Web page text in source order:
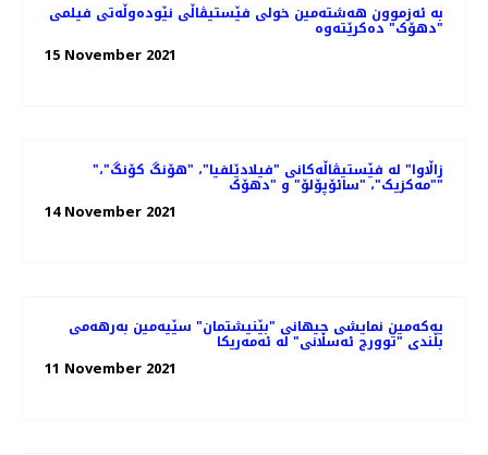
بە ئەزموون هەشتەمین خولی فێستیڤاڵی نێودەوڵەتی فیلمی
"دهۆک" دەکرێتەوە
15 November 2021
"زاڵاوا" لە فێستیڤاڵەکانی "فیلادێلفیا"، "هۆنگ کۆنگ"،
"مەکزیک"، "سائۆپۆلۆ" و "دهۆک"
14 November 2021
یەکەمین نمایشی جیهانی "بێنیشتمان" سێیەمین بەرهەمی
بڵندی "توورج ئەسڵانی" لە ئەمەریکا
11 November 2021